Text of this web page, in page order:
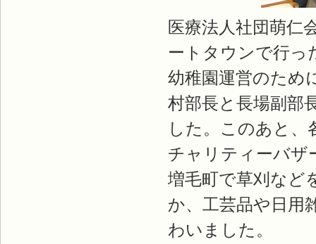
医療法人社団萌仁
ートタウンで行っ
幼稚園運営のため
村部長と長場副部
した。このあと、
チャリティーバザ
増毛町で草刈など
か、工芸品や日用
わいました。